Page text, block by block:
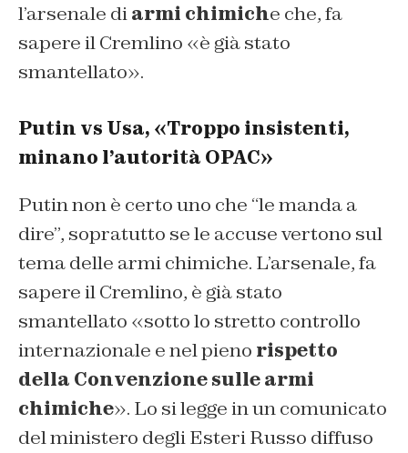
l’arsenale diarmi chimiche che, fa
sapere il Cremlino «è già stato
smantellato».
Putin vs Usa, «Troppo insistenti,
minano l’autorità OPAC»
Putin non è certo uno che “le manda a
dire”, sopratutto se le accuse vertono sul
tema delle armi chimiche. L’arsenale, fa
sapere il Cremlino, è già stato
smantellato «sotto lo stretto controllo
internazionale e nel pieno rispetto
della Convenzione sulle armi
chimiche». Lo si legge in un comunicato
del ministero degli Esteri Russo diffuso